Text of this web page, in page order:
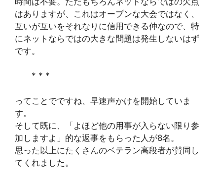
はありますが、これはオープンな大会ではなく、
互いが互いをそれなりに信用できる仲なので、特
にネットならではの大きな問題は発生しないはず
です。
* * *
ってことでですね、早速声かけを開始していま
す。
そして既に、「よほど他の用事が入らない限り参
加しますよ」的な返事をもらった人が8名。
思った以上にたくさんのベテラン高段者が賛同し
てくれました。